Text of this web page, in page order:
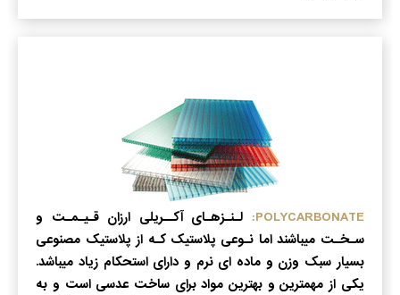
POLYCARBONATE:
لـنـزهـای آکــریلی ارزان قـیـمـت و
سـخـت میباشند اما نـوعی پلاستیک کـه از پلاستیک مصنوعی
بسیار سبک وزن و ماده ای نرم و دارای استحکام زیاد میباشد.
یکی از مهمترین و بهترین مواد برای ساخت عدسی است و به